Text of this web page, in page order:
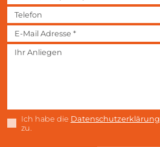
Ich habe die Datenschutzerklärung
zu.